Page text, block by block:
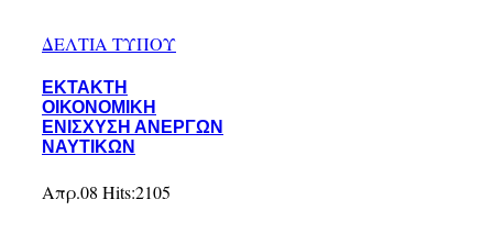
ΔΕΛΤΙΑ ΤΥΠΟΥ
ΕΚΤΑΚΤΗ
ΟΙΚΟΝΟΜΙΚΗ
ΕΝΙΣΧΥΣΗ ΑΝΕΡΓΩΝ
ΝΑΥΤΙΚΩΝ
Απρ.08 Hits:2105